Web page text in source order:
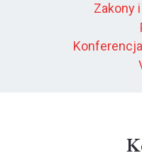
Zakony